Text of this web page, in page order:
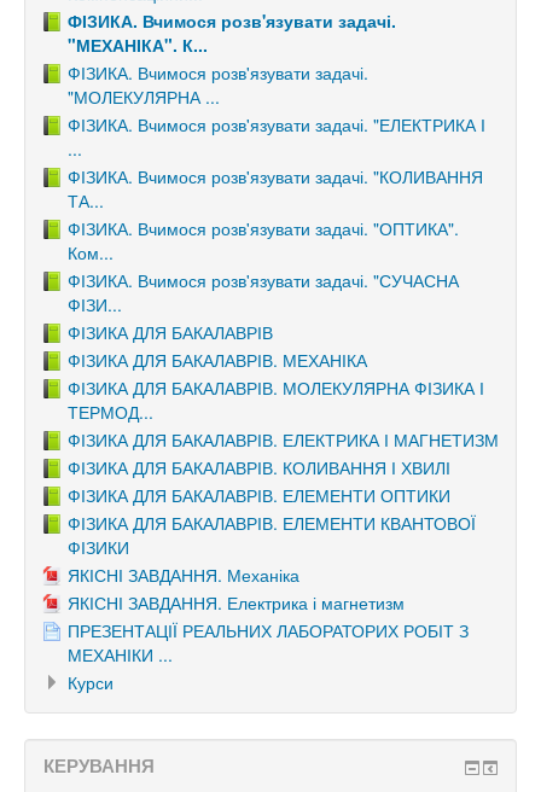
ФІЗИКА. Вчимося розв'язувати задачі.
"МЕХАНІКА". К...
ФІЗИКА. Вчимося розв'язувати задачі.
"МОЛЕКУЛЯРНА ...
ФІЗИКА. Вчимося розв'язувати задачі. "ЕЛЕКТРИКА І
...
ФІЗИКА. Вчимося розв'язувати задачі. "КОЛИВАННЯ
ТА...
ФІЗИКА. Вчимося розв'язувати задачі. "ОПТИКА".
Ком...
ФІЗИКА. Вчимося розв'язувати задачі. "СУЧАСНА
ФІЗИ...
ФІЗИКА ДЛЯ БАКАЛАВРІВ
ФІЗИКА ДЛЯ БАКАЛАВРІВ. МЕХАНІКА
ФІЗИКА ДЛЯ БАКАЛАВРІВ. МОЛЕКУЛЯРНА ФІЗИКА І
ТЕРМОД...
ФІЗИКА ДЛЯ БАКАЛАВРІВ. ЕЛЕКТРИКА І МАГНЕТИЗМ
ФІЗИКА ДЛЯ БАКАЛАВРІВ. КОЛИВАННЯ І ХВИЛІ
ФІЗИКА ДЛЯ БАКАЛАВРІВ. ЕЛЕМЕНТИ ОПТИКИ
ФІЗИКА ДЛЯ БАКАЛАВРІВ. ЕЛЕМЕНТИ КВАНТОВОЇ
ФІЗИКИ
ЯКІСНІ ЗАВДАННЯ. Механіка
ЯКІСНІ ЗАВДАННЯ. Електрика і магнетизм
ПРЕЗЕНТАЦІЇ РЕАЛЬНИХ ЛАБОРАТОРИХ РОБІТ З
МЕХАНІКИ ...
Курси
КЕРУВАННЯ